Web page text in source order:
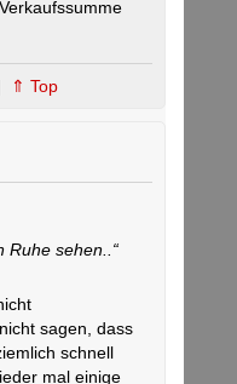
⇑ Top
Ruhe sehen..“
sagen, dass
schnell
mal einige